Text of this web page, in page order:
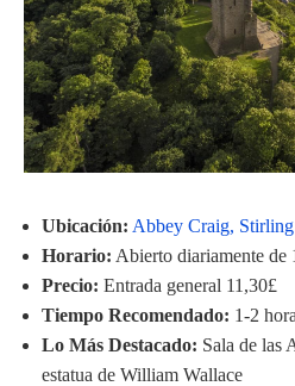
Ubicación: Abbey Craig,
Horario: Abierto diariamente de
Precio: Entrada general 11,30£
Tiempo Recomendado: 1-2
Lo Más Destacado: Sala de las
estatua de William Wallace